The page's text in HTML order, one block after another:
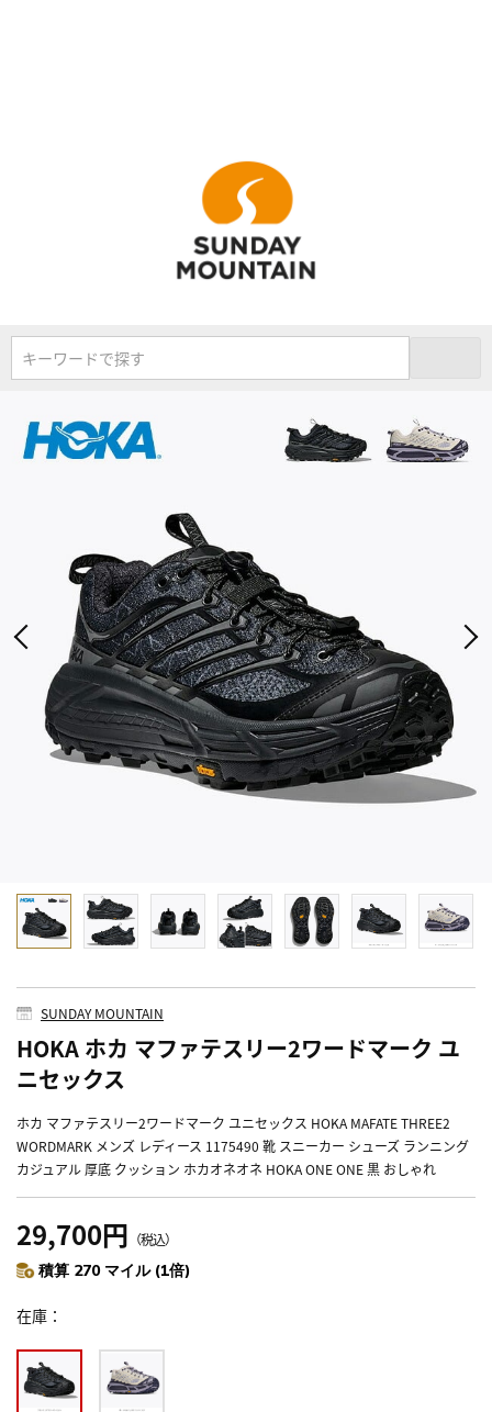
キーワードで探す
SUNDAY MOUNTAIN
HOKA ホカ マファテスリー2ワードマーク ユ
ニセックス
ホカ マファテスリー2ワードマーク ユニセックス HOKA MAFATE THREE2
WORDMARK メンズ レディース 1175490 靴 スニーカー シューズ ランニング
カジュアル 厚底 クッション ホカオネオネ HOKA ONE ONE 黒 おしゃれ
29,700円 （税込）
積算 270 マイル (1倍)
在庫